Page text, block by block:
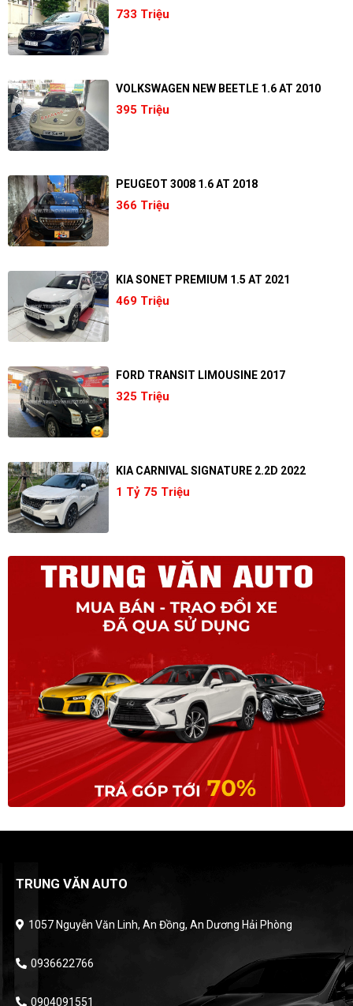
733 Triệu
VOLKSWAGEN NEW BEETLE 1.6 AT 2010
395 Triệu
PEUGEOT 3008 1.6 AT 2018
366 Triệu
KIA SONET PREMIUM 1.5 AT 2021
469 Triệu
FORD TRANSIT LIMOUSINE 2017
325 Triệu
KIA CARNIVAL SIGNATURE 2.2D 2022
1 Tỷ 75 Triệu
TRUNG VĂN AUTO
1057 Nguyễn Văn Linh, An Đồng, An Dương Hải Phòng
0936622766
0904091551